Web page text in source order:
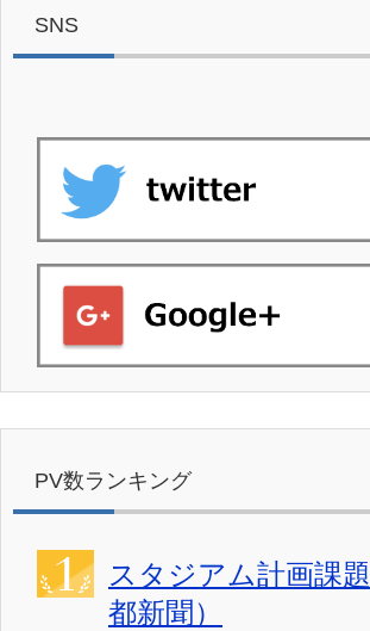
SNS
PV数ランキング
スタジアム計画課
都新聞）